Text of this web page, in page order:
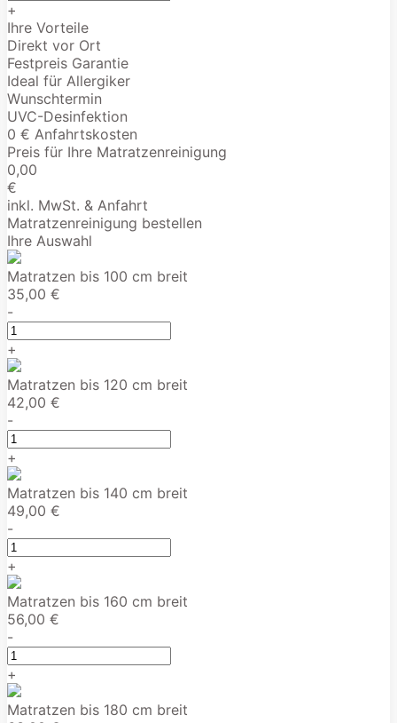
+
Ihre Vorteile
Direkt vor Ort
Festpreis Garantie
Ideal für Allergiker
Wunschtermin
UVC-Desinfektion
0 € Anfahrtskosten
Preis für Ihre Matratzenreinigung
0,00
€
inkl. MwSt. & Anfahrt
Matratzenreinigung bestellen
Ihre Auswahl
Matratzen bis 100 cm breit
35,00 €
-
+
Matratzen bis 120 cm breit
42,00 €
-
+
Matratzen bis 140 cm breit
49,00 €
-
+
Matratzen bis 160 cm breit
56,00 €
-
+
Matratzen bis 180 cm breit